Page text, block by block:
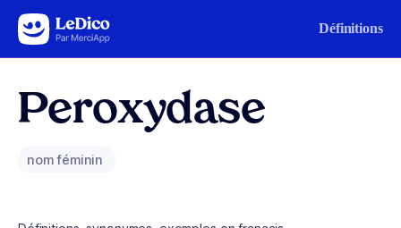
Aller au contenu Définitions
Peroxydase
nom féminin